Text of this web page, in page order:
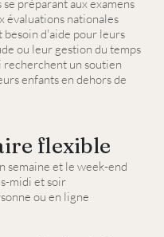
se préparant aux examens
évaluations nationales
besoin d'aide pour leurs
ou leur gestion du temps
recherchent un soutien
enfants en dehors de
flexible
semaine et le week-end
midi et soir
ou en ligne